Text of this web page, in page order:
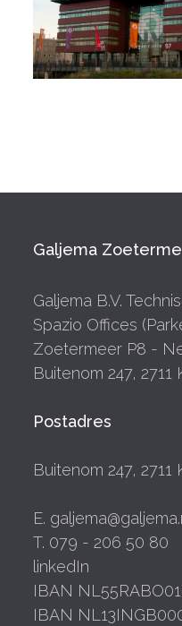
Galjema
Galjema B.V.
Spazio Offices
Zoetermeer P8 -
Buitenom 247,
Postadres
Buitenom 247,
E.
T. 079 - 206 50 80
linkedIn
IBAN
IBAN